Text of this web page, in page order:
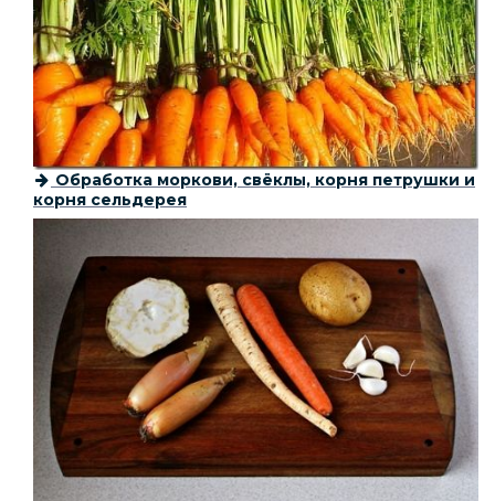
Обработка моркови, свёклы, корня петрушки и
корня сельдерея